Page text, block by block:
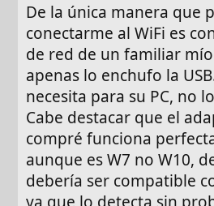
De la única manera que
conectarme al WiFi es
de red de un familiar
apenas lo enchufo la
necesita para su PC, no
Cabe destacar que el
compré funciona
aunque es W7 no W10,
debería ser compatible